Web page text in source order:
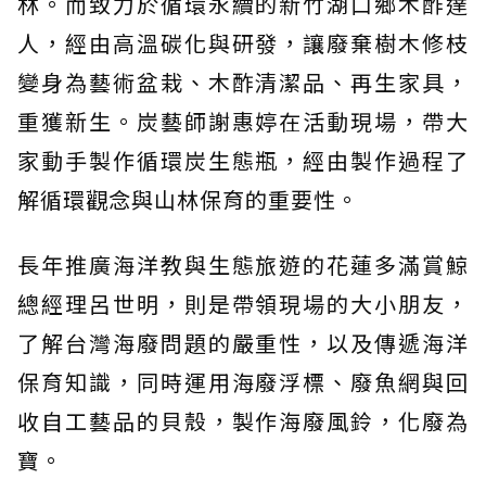
人，經由高溫碳化與研發，讓廢棄樹木修枝
變身為藝術盆栽、木酢清潔品、再生家具，
重獲新生。炭藝師謝惠婷在活動現場，帶大
家動手製作循環炭生態瓶，經由製作過程了
解循環觀念與山林保育的重要性。
長年推廣海洋教與生態旅遊的花蓮多滿賞鯨
總經理呂世明，則是帶領現場的大小朋友，
了解台灣海廢問題的嚴重性，以及傳遞海洋
保育知識，同時運用海廢浮標、廢魚網與回
收自工藝品的貝殼，製作海廢風鈴，化廢為
寶。